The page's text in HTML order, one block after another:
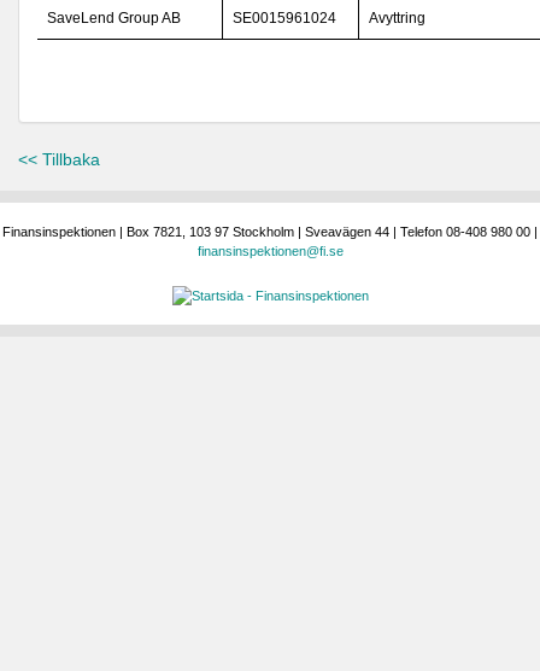
SaveLend Group AB SE0015961024 Avyttring
<< Tillbaka
Finansinspektionen | Box 7821, 103 97 Stockholm | Sveavägen 44 | Telefon 08-408 980 00 |
finansinspektionen@fi.se